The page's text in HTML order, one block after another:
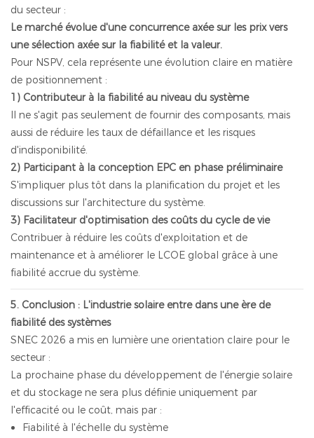
du secteur :
Le marché évolue d'une concurrence axée sur les prix vers
une sélection axée sur la fiabilité et la valeur.
Pour NSPV, cela représente une évolution claire en matière
de positionnement :
1) Contributeur à la fiabilité au niveau du système
Il ne s'agit pas seulement de fournir des composants, mais
aussi de réduire les taux de défaillance et les risques
d'indisponibilité.
2) Participant à la conception EPC en phase préliminaire
S'impliquer plus tôt dans la planification du projet et les
discussions sur l'architecture du système.
3) Facilitateur d'optimisation des coûts du cycle de vie
Contribuer à réduire les coûts d'exploitation et de
maintenance et à améliorer le LCOE global grâce à une
fiabilité accrue du système.
5. Conclusion : L'industrie solaire entre dans une ère de
fiabilité des systèmes
SNEC 2026 a mis en lumière une orientation claire pour le
secteur :
La prochaine phase du développement de l'énergie solaire
et du stockage ne sera plus définie uniquement par
l'efficacité ou le coût, mais par :
Fiabilité à l'échelle du système